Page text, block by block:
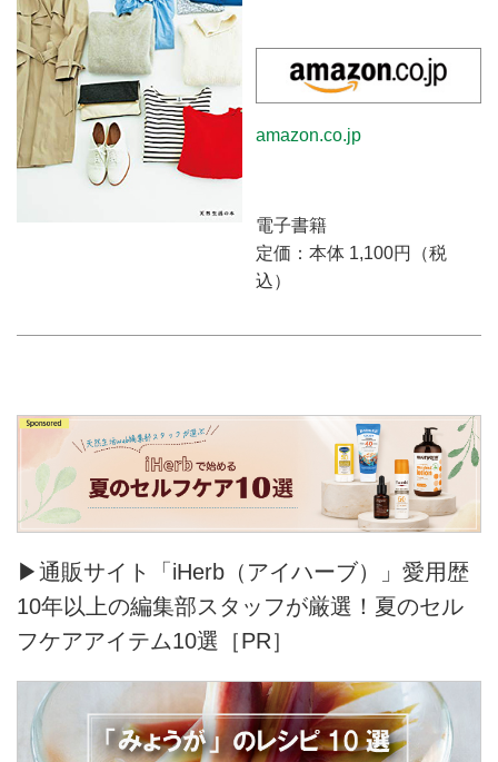
amazon.co.jp
電子書籍
定価：本体 1,100円（税
込）
▶通販サイト「iHerb（アイハーブ）」愛用歴
10年以上の編集部スタッフが厳選！夏のセル
フケアアイテム10選［PR］